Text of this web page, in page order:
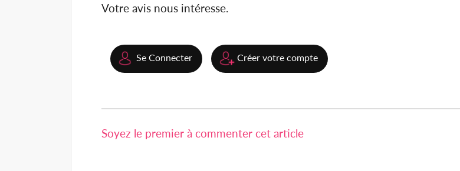
Votre avis nous intéresse.
Se Connecter Créer votre compte
Soyez le premier à commenter cet article